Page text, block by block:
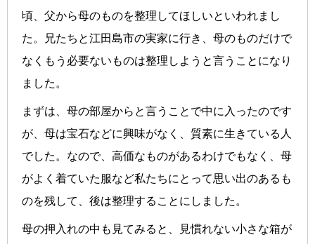
頃、父から母のものを整理してほしいといわれまし
た。兄たちと江田島市の実家に行き、母のものだけで
なくもう必要ないものは整理しようと言うことになり
ました。
まずは、母の部屋からと言うことで中に入ったのです
が、母は宝石などに興味がなく、質素に生きている人
でした。なので、高価なものがあるわけでもなく、母
がよく着ていた服など私たちにとって思い出のあるも
のを残して、後は整理することにしました。
母の押入れの中も見てみると、見慣れない小さな箱が